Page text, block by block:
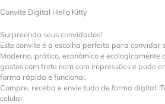
Convite Digital Hello Kitty
Surpreenda seus convidados!
Este convite é a escolha perfeita para convidar
Moderno, prático, econômico e ecologicamente
gastos com frete nem com impressões e pode
forma rápida e funcional.
Compre, receba e envie tudo de forma digital.
celular.